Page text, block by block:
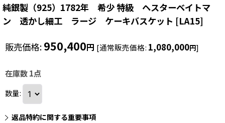
純銀製（925）1782年 希少 特級 ヘスターベイトマ
ン 透かし細工 ラージ ケーキバスケット [LA15]
販売価格: 950,400円 [通常販売価格: 1,080,000円]
在庫数 1点
数量:
返品特約に関する重要事項